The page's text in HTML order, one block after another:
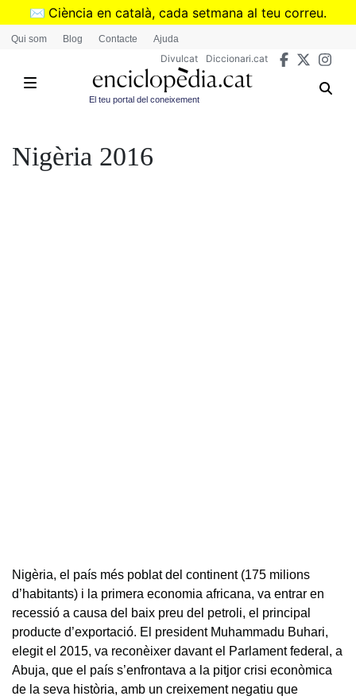
Vés
✉️ Ciència en català, cada setmana al teu correu.
➜Subscriu-te al butlletí de Divulcat
Qui som Blog Contacte Ajuda
Divulcat Diccionari.cat
El teu portal del coneixement
Nigèria 2016
Nigèria, el país més poblat del continent (175 milions
d’habitants) i la primera economia africana, va entrar en
recessió a causa del baix preu del petroli, el principal
producte d’exportació. El president Muhammadu Buhari,
elegit el 2015, va reconèixer davant el Parlament federal, a
Abuja, que el país s’enfrontava a la pitjor crisi econòmica
de la seva història, amb un creixement negatiu que